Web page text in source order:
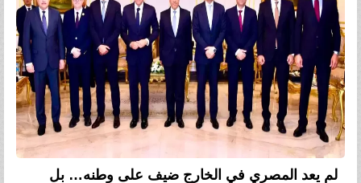
لم يعد المصري في الخارج ضيف على وطنه… بل